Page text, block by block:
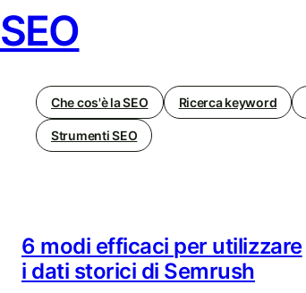
SEO
Che cos'è la SEO Ricerca keyword
Strumenti SEO
6 modi efficaci per utilizzare
i dati storici di Semrush